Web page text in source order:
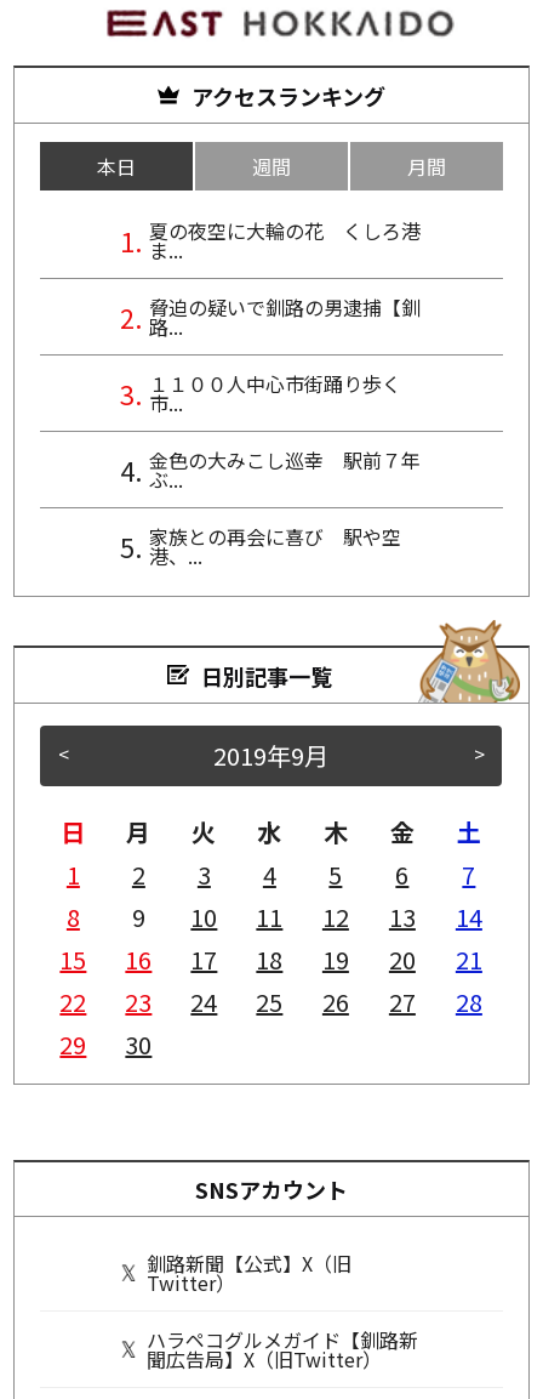
アクセスランキング
本日 週間 月間
夏の夜空に大輪の花 くしろ港
ま...
脅迫の疑いで釧路の男逮捕【釧
路...
１１００人中心市街踊り歩く
市...
金色の大みこし巡幸 駅前７年
ぶ...
家族との再会に喜び 駅や空
港、...
日別記事一覧
< >
2019年9月
日 月 火 水 木 金
土
1
2 3 4 5 6
7
8
9 10 11 12 13
14
15
16 17 18 19 20
21
22
23 24 25 26 27
28
29
30
SNSアカウント
釧路新聞【公式】X（旧
Twitter）
ハラペコグルメガイド【釧路新
聞広告局】X（旧Twitter）